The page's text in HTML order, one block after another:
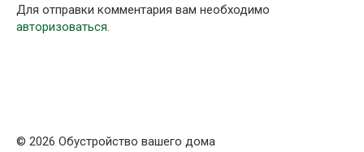
Для отправки комментария вам необходимо
авторизоваться
© 2026 Обустройство вашего дома